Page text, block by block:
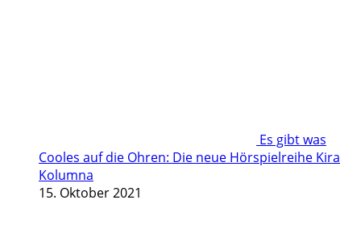
Es gibt was
Cooles auf die Ohren: Die neue Hörspielreihe Kira
Kolumna
15. Oktober 2021